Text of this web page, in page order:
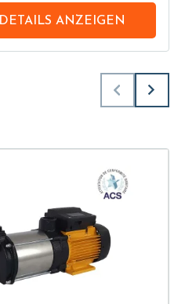
DETAILS ANZEIGEN